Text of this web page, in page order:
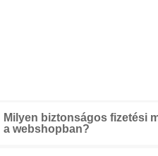
Milyen biztonságos fizetési
a webshopban?